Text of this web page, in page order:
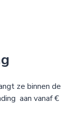
ze binnen de
aan vanaf €